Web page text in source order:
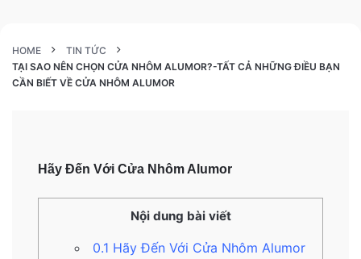
HOME
TIN TỨC
TẠI SAO NÊN CHỌN CỬA NHÔM ALUMOR?-TẤT CẢ NHỮNG ĐIỀU BẠN
CẦN BIẾT VỀ CỬA NHÔM ALUMOR
Hãy Đến Với Cửa Nhôm Alumor
Nội dung bài viết
0.1 Hãy Đến Với Cửa Nhôm Alumor